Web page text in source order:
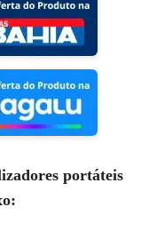
portáteis